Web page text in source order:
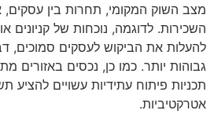
מצב השוק המקומי, תחרות בין עסקים,
השכירות. לדוגמה, נוכחות של קניונים או
להעלות את הביקוש לעסקים סמוכים,
גבוהות יותר. כמו כן, נכסים באזורים
תכניות פיתוח עתידיות עשויים להציע
אטרקטיביות.